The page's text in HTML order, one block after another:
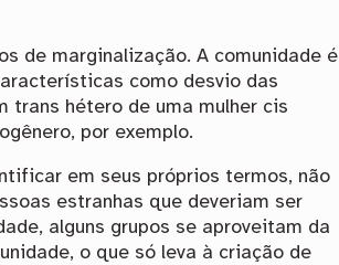
de marginalização. A comunidade é
como desvio das
trans hétero de uma mulher cis
por exemplo.
em seus próprios termos, não
estranhas que deveriam ser
alguns grupos se aproveitam da
o que só leva à criação de